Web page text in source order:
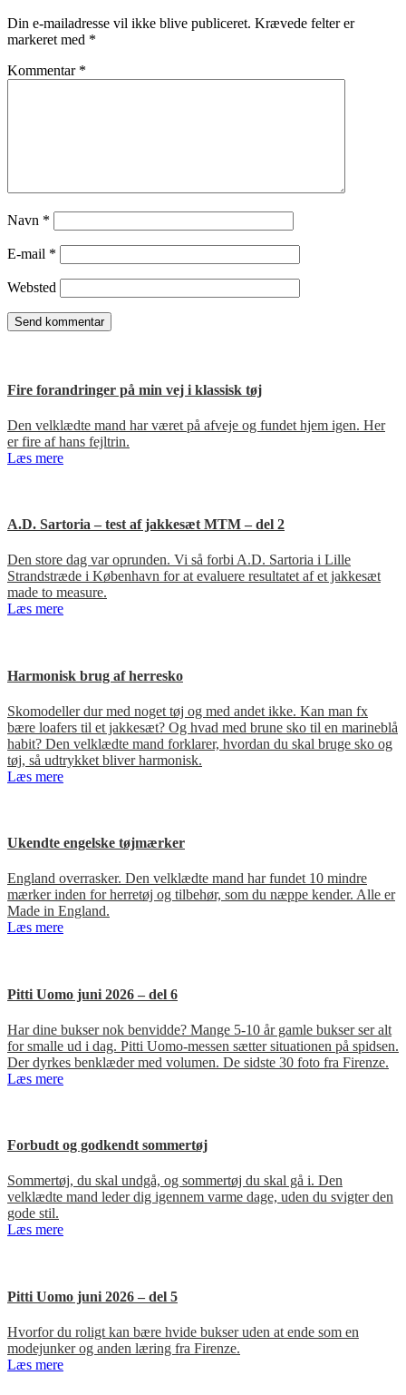
Din e-mailadresse vil ikke blive publiceret. Krævede felter er
markeret med *
Kommentar *
Navn *
E-mail *
Websted
Fire forandringer på min vej i klassisk tøj
Den velklædte mand har været på afveje og fundet hjem igen. Her
er fire af hans fejltrin.
Læs mere
A.D. Sartoria – test af jakkesæt MTM – del 2
Den store dag var oprunden. Vi så forbi A.D. Sartoria i Lille
Strandstræde i København for at evaluere resultatet af et jakkesæt
made to measure.
Læs mere
Harmonisk brug af herresko
Skomodeller dur med noget tøj og med andet ikke. Kan man fx
bære loafers til et jakkesæt? Og hvad med brune sko til en marineblå
habit? Den velklædte mand forklarer, hvordan du skal bruge sko og
tøj, så udtrykket bliver harmonisk.
Læs mere
Ukendte engelske tøjmærker
England overrasker. Den velklædte mand har fundet 10 mindre
mærker inden for herretøj og tilbehør, som du næppe kender. Alle er
Made in England.
Læs mere
Pitti Uomo juni 2026 – del 6
Har dine bukser nok benvidde? Mange 5-10 år gamle bukser ser alt
for smalle ud i dag. Pitti Uomo-messen sætter situationen på spidsen.
Der dyrkes benklæder med volumen. De sidste 30 foto fra Firenze.
Læs mere
Forbudt og godkendt sommertøj
Sommertøj, du skal undgå, og sommertøj du skal gå i. Den
velklædte mand leder dig igennem varme dage, uden du svigter den
gode stil.
Læs mere
Pitti Uomo juni 2026 – del 5
Hvorfor du roligt kan bære hvide bukser uden at ende som en
modejunker og anden læring fra Firenze.
Læs mere